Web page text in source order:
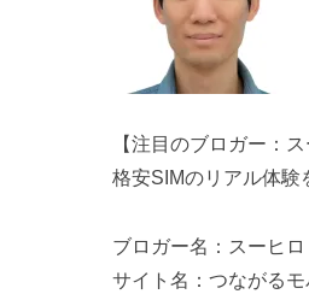
【注目のブロガー：ス
格安SIMのリアル体験
ブロガー名：スーヒロ
サイト名：つながる